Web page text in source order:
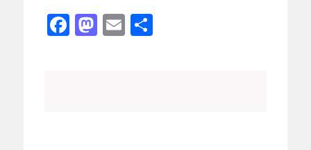
Facebook
Mastodon
EmailCompartir